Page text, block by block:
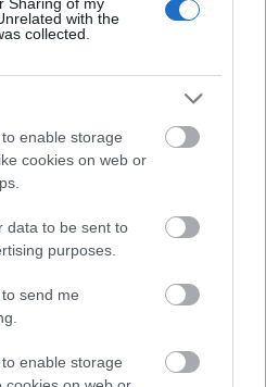
with the
collected.
enable storage
cookies on web or
data to be sent to
purposes.
send me
enable storage
elé állítja a KM Építőt,
az aszfaltozás.
jelent az 5. blokk új
a Liszt Ferenc repülőtér
lévő logisztikai bázis út- és
fejlesztése
fél évszázados vezetéken
vízellátása